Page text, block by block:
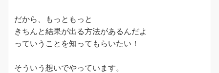
だから、もっともっと
きちんと結果が出る方法があるんだよ
っていうことを知ってもらいたい！
そういう想いでやっています。